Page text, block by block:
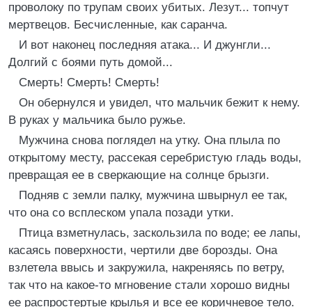
проволоку по трупам своих убитых. Лезут... топчут
мертвецов. Бесчисленные, как саранча.
И вот наконец последняя атака... И джунгли...
Долгий с боями путь домой...
Смерть! Смерть! Смерть!
Он обернулся и увидел, что мальчик бежит к нему.
В руках у мальчика было ружье.
Мужчина снова поглядел на утку. Она плыла по
открытому месту, рассекая серебристую гладь воды,
превращая ее в сверкающие на солнце брызги.
Подняв с земли палку, мужчина швырнул ее так,
что она со всплеском упала позади утки.
Птица взметнулась, заскользила по воде; ее лапы,
касаясь поверхности, чертили две борозды. Она
взлетела ввысь и закружила, накреняясь по ветру,
так что на какое-то мгновение стали хорошо видны
ее распростертые крылья и все ее коричневое тело.